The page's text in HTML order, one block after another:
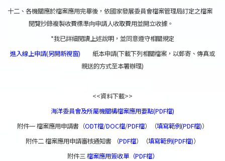
十二、各機關應於檔案應用完畢後，依國家發展委員會檔案管理局訂定之檔案
閱覽抄錄複製收費標準向申請人收取費用並開立收據。
*我已詳細閱讀上述說明，並同意遵守相關規定
進入線上申請(另開新視窗) 紙本申請(下載下列相關檔案，以郵寄、傳真或
親送的方式至本署辦理)
<<資料下載>>
海洋委員會及所屬機關構檔案應用要點(PDF檔)
附件一 檔案應用申請書（ODT檔/DOC檔/PDF檔）（填寫範例(PDF檔)）
附件二 檔案應用申請審核通知書 （PDF檔）（填寫範例(PDF檔)）
附件三檔案應用簽收單（PDF檔）